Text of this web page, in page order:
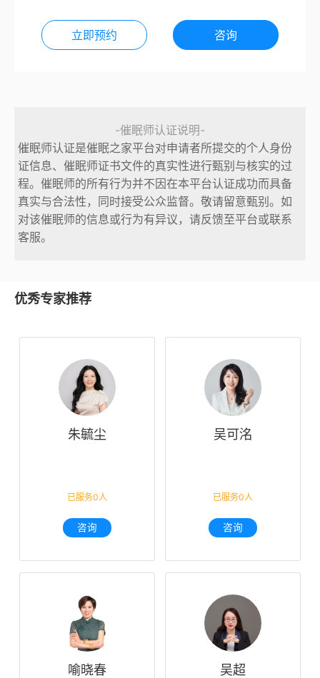
立即预约 咨询
-催眠师认证说明-
催眠师认证是催眠之家平台对申请者所提交的个人身份
证信息、催眠师证书文件的真实性进行甄别与核实的过
程。催眠师的所有行为并不因在本平台认证成功而具备
真实与合法性，同时接受公众监督。敬请留意甄别。如
对该催眠师的信息或行为有异议，请反馈至平台或联系
客服。
优秀专家推荐
朱毓尘
已服务0人
咨询
吴可洺
已服务0人
咨询
喻晓春 吴超